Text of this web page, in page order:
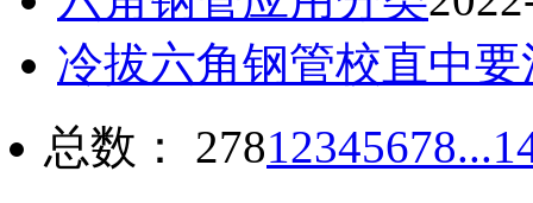
冷拔六角钢管校直中
总数： 27812345678